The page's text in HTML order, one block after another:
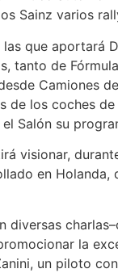
Sainz varios
las que
tanto de
Camiones
de los coches
Salón su
visionar,
en
diversas
la
un piloto